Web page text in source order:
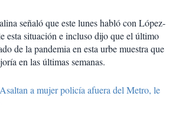
señaló que este lunes habló con López-
esta situación e incluso dijo que el último
de la pandemia en esta urbe muestra que
en las últimas semanas.
Asaltan a mujer policía afuera del Metro, le